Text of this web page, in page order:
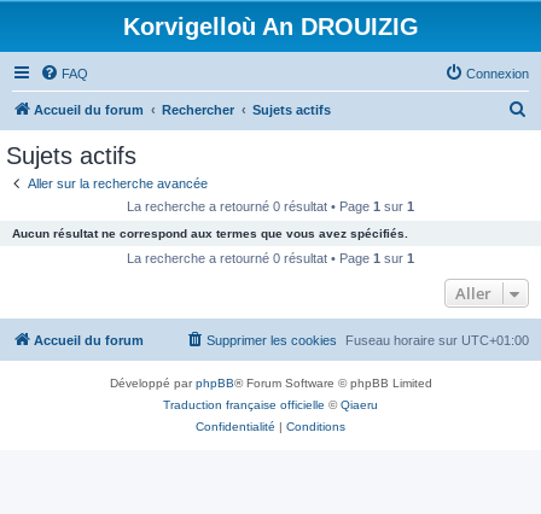
Korvigelloù An DROUIZIG
FAQ Connexion
Accueil du forum Rechercher Sujets actifs
c
e
Sujets actifs
Aller sur la recherche avancée
La recherche a retourné 0 résultat • Page 1 sur 1
Aucun résultat ne correspond aux termes que vous avez spécifiés.
La recherche a retourné 0 résultat • Page 1 sur 1
Aller
Accueil du forum Fuseau horaire sur UTC+01:00
Supprimer les cookies
Développé parphpBB® Forum Software © phpBB Limited
Traduction française officielle ©Qiaeru
Confidentialité | Conditions